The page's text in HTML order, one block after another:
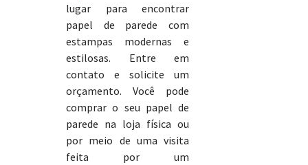
lugar para encontrar
papel de parede com
estampas modernas e
estilosas. Entre em
contato e solicite um
orçamento. Você pode
comprar o seu papel de
parede na loja física ou
por meio de uma visita
feita por um